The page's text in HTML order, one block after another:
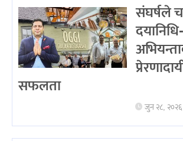
संघर्षले
सफलता
जुन २८, २०२६